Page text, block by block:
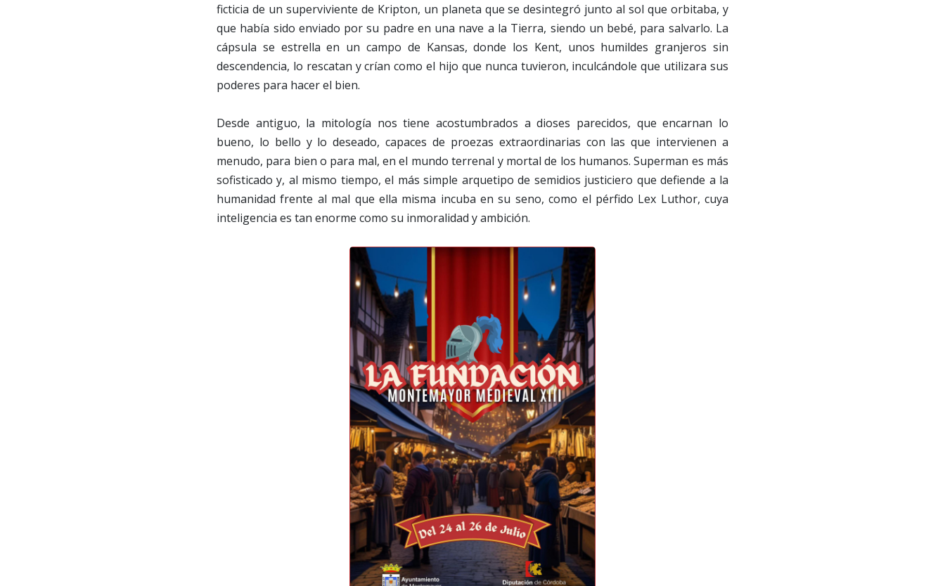
ficticia de un superviviente de Kripton, un planeta que se desintegró junto al sol que orbitaba, y
que había sido enviado por su padre en una nave a la Tierra, siendo un bebé, para salvarlo. La
cápsula se estrella en un campo de Kansas, donde los Kent, unos humildes granjeros sin
descendencia, lo rescatan y crían como el hijo que nunca tuvieron, inculcándole que utilizara sus
poderes para hacer el bien.
Desde antiguo, la mitología nos tiene acostumbrados a dioses parecidos, que encarnan lo
bueno, lo bello y lo deseado, capaces de proezas extraordinarias con las que intervienen a
menudo, para bien o para mal, en el mundo terrenal y mortal de los humanos. Superman es más
sofisticado y, al mismo tiempo, el más simple arquetipo de semidios justiciero que defiende a la
humanidad frente al mal que ella misma incuba en su seno, como el pérfido Lex Luthor, cuya
inteligencia es tan enorme como su inmoralidad y ambición.